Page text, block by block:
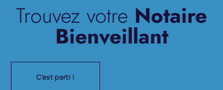
Trouvez votre Notaire
Bienveillant
C'est parti !